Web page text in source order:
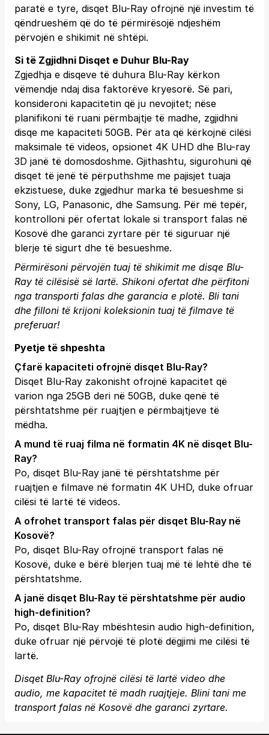
paratë e tyre, disqet Blu-Ray ofrojnë një investim të
qëndrueshëm që do të përmirësojë ndjeshëm
përvojën e shikimit në shtëpi.
Si të Zgjidhni Disqet e Duhur Blu-Ray
Zgjedhja e disqeve të duhura Blu-Ray kërkon
vëmendje ndaj disa faktorëve kryesorë. Së pari,
konsideroni kapacitetin që ju nevojitet; nëse
planifikoni të ruani përmbajtje të madhe, zgjidhni
disqe me kapaciteti 50GB. Për ata që kërkojnë cilësi
maksimale të videos, opsionet 4K UHD dhe Blu-ray
3D janë të domosdoshme. Gjithashtu, sigurohuni që
disqet të jenë të përputhshme me pajisjet tuaja
ekzistuese, duke zgjedhur marka të besueshme si
Sony, LG, Panasonic, dhe Samsung. Për më tepër,
kontrolloni për ofertat lokale si transport falas në
Kosovë dhe garanci zyrtare për të siguruar një
blerje të sigurt dhe të besueshme.
Përmirësoni përvojën tuaj të shikimit me disqe Blu-
Ray të cilësisë së lartë. Shikoni ofertat dhe përfitoni
nga transporti falas dhe garancia e plotë. Bli tani
dhe filloni të krijoni koleksionin tuaj të filmave të
preferuar!
Pyetje të shpeshta
Çfarë kapaciteti ofrojnë disqet Blu-Ray?
Disqet Blu-Ray zakonisht ofrojnë kapacitet që
varion nga 25GB deri në 50GB, duke qenë të
përshtatshme për ruajtjen e përmbajtjeve të
mëdha.
A mund të ruaj filma në formatin 4K në disqet Blu-
Ray?
Po, disqet Blu-Ray janë të përshtatshme për
ruajtjen e filmave në formatin 4K UHD, duke ofruar
cilësi të lartë të videos.
A ofrohet transport falas për disqet Blu-Ray në
Kosovë?
Po, disqet Blu-Ray ofrojnë transport falas në
Kosovë, duke e bërë blerjen tuaj më të lehtë dhe të
përshtatshme.
A janë disqet Blu-Ray të përshtatshme për audio
high-definition?
Po, disqet Blu-Ray mbështesin audio high-definition,
duke ofruar një përvojë të plotë dëgjimi me cilësi të
lartë.
Disqet Blu-Ray ofrojnë cilësi të lartë video dhe
audio, me kapacitet të madh ruajtjeje. Blini tani me
transport falas në Kosovë dhe garanci zyrtare.